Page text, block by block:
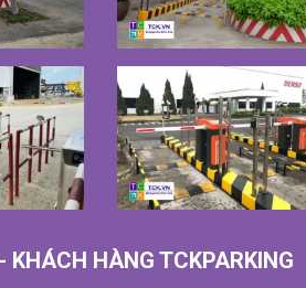
KHÁCH HÀNG TCKPARKING